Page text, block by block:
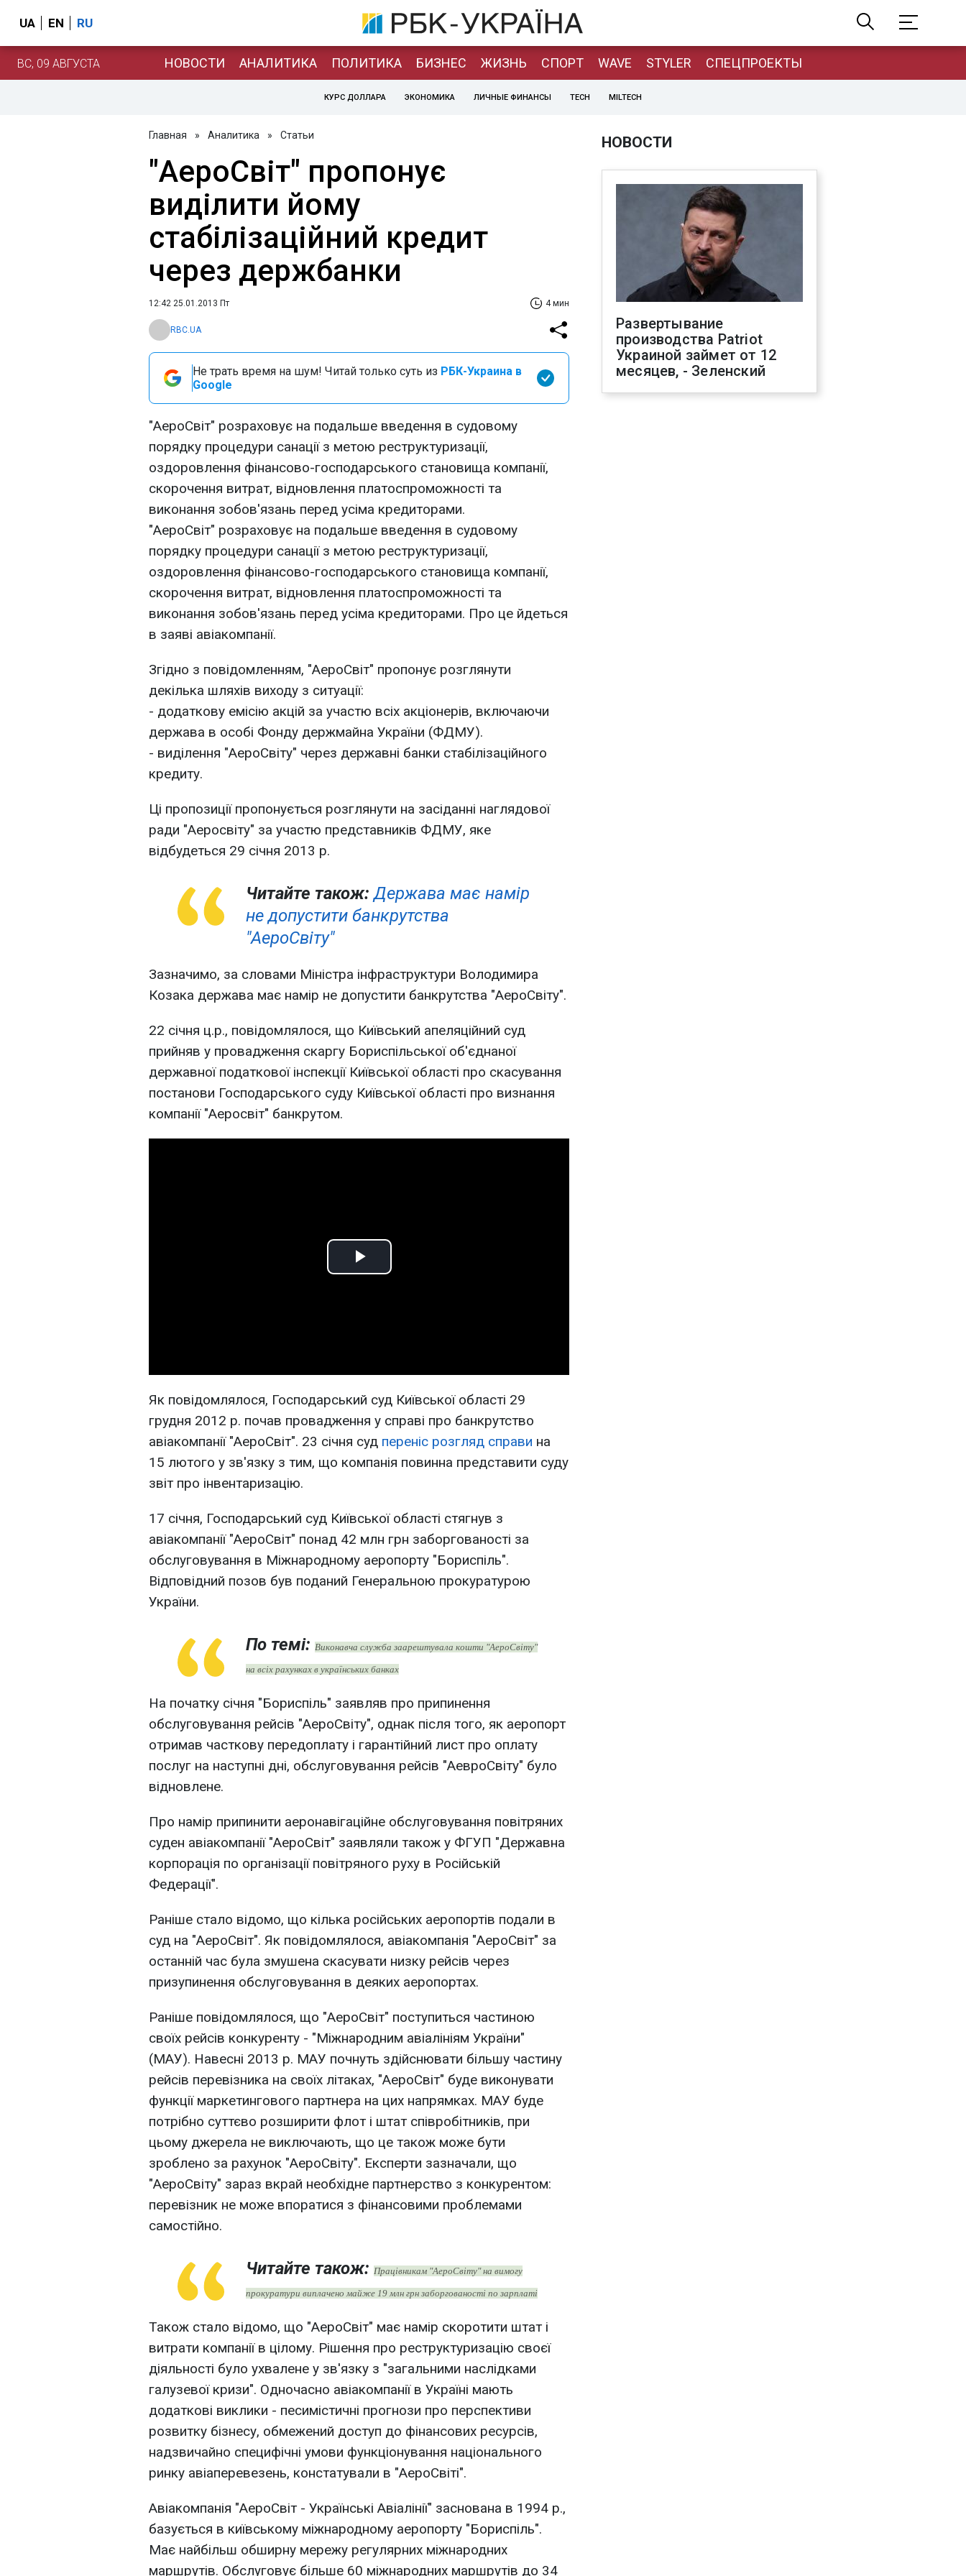
UA EN RU
ВС, 09 АВГУСТА НОВОСТИ АНАЛИТИКА ПОЛИТИКА БИЗНЕС ЖИЗНЬ СПОРТ WAVE STYLER СПЕЦПРОЕКТЫ
КУРС ДОЛЛАРА ЭКОНОМИКА ЛИЧНЫЕ ФИНАНСЫ TECH MILTECH
Главная » Аналитика » Статьи
"АероСвіт" пропонує
виділити йому
стабілізаційний кредит
через держбанки
12:42 25.01.2013 Пт 4 мин
RBC.UA
Не трать время на шум! Читай только суть из РБК-Украина в
Google
"АероСвіт" розраховує на подальше введення в судовому
порядку процедури санації з метою реструктуризації,
оздоровлення фінансово-господарського становища компанії,
скорочення витрат, відновлення платоспроможності та
виконання зобов'язань перед усіма кредиторами.
"АероСвіт" розраховує на подальше введення в судовому
порядку процедури санації з метою реструктуризації,
оздоровлення фінансово-господарського становища компанії,
скорочення витрат, відновлення платоспроможності та
виконання зобов'язань перед усіма кредиторами. Про це йдеться
в заяві авіакомпанії.
Згідно з повідомленням, "АероСвіт" пропонує розглянути
декілька шляхів виходу з ситуації:
- додаткову емісію акцій за участю всіх акціонерів, включаючи
держава в особі Фонду держмайна України (ФДМУ).
- виділення "АероСвіту" через державні банки стабілізаційного
кредиту.
Ці пропозиції пропонується розглянути на засіданні наглядової
ради "Аеросвіту" за участю представників ФДМУ, яке
відбудеться 29 січня 2013 р.
Читайте також:Держава має намір
не допустити банкрутства
"АероСвіту"
Зазначимо, за словами Міністра інфраструктури Володимира
Козака держава має намір не допустити банкрутства "АероСвіту".
22 січня ц.р., повідомлялося, що Київський апеляційний суд
прийняв у провадження скаргу Бориспільської об'єднаної
державної податкової інспекції Київської області про скасування
постанови Господарського суду Київської області про визнання
компанії "Аеросвіт" банкрутом.
Play
Як повідомлялося, Господарський суд Київської області 29
грудня 2012 р. почав провадження у справі про банкрутство
авіакомпанії "АероСвіт". 23 січня суд переніс розгляд справи на
15 лютого у зв'язку з тим, що компанія повинна представити суду
звіт про інвентаризацію.
17 січня, Господарський суд Київської області стягнув з
авіакомпанії "АероСвіт" понад 42 млн грн заборгованості за
обслуговування в Міжнародному аеропорту "Бориспіль".
Відповідний позов був поданий Генеральною прокуратурою
України.
По темі: Виконавча служба заарештувала кошти "АероСвіту"
на всіх рахунках в українських банках
На початку січня "Бориспіль" заявляв про припинення
обслуговування рейсів "АероСвіту", однак після того, як аеропорт
отримав часткову передоплату і гарантійний лист про оплату
послуг на наступні дні, обслуговування рейсів "АевроСвіту" було
відновлене.
Про намір припинити аеронавігаційне обслуговування повітряних
суден авіакомпанії "АероСвіт" заявляли також у ФГУП "Державна
корпорація по організації повітряного руху в Російській
Федерації".
Раніше стало відомо, що кілька російських аеропортів подали в
суд на "АероСвіт". Як повідомлялося, авіакомпанія "АероСвіт" за
останній час була змушена скасувати низку рейсів через
призупинення обслуговування в деяких аеропортах.
Раніше повідомлялося, що "АероСвіт" поступиться частиною
своїх рейсів конкуренту - "Міжнародним авіалініям України"
(МАУ). Навесні 2013 р. МАУ почнуть здійснювати більшу частину
рейсів перевізника на своїх літаках, "АероСвіт" буде виконувати
функції маркетингового партнера на цих напрямках. МАУ буде
потрібно суттєво розширити флот і штат співробітників, при
цьому джерела не виключають, що це також може бути
зроблено за рахунок "АероСвіту". Експерти зазначали, що
"АероСвіту" зараз вкрай необхідне партнерство з конкурентом:
перевізник не може впоратися з фінансовими проблемами
самостійно.
Читайте також: Працівникам "АероСвіту" на вимогу
прокуратури виплачено майже 19 млн грн заборгованості по зарплаті
Також стало відомо, що "АероСвіт" має намір скоротити штат і
витрати компанії в цілому. Рішення про реструктуризацію своєї
діяльності було ухвалене у зв'язку з "загальними наслідками
галузевої кризи". Одночасно авіакомпанії в Україні мають
додаткові виклики - песимістичні прогнози про перспективи
розвитку бізнесу, обмежений доступ до фінансових ресурсів,
надзвичайно специфічні умови функціонування національного
ринку авіаперевезень, констатували в "АероСвіті".
Авіакомпанія "АероСвіт - Українські Авіалінії" заснована в 1994 р.,
базується в київському міжнародному аеропорту "Бориспіль".
Має найбільш обширну мережу регулярних міжнародних
маршрутів. Обслуговує більше 60 міжнародних маршрутів до 34
НОВОСТИ
Развертывание
производства Patriot
Украиной займет от 12
месяцев, - Зеленский